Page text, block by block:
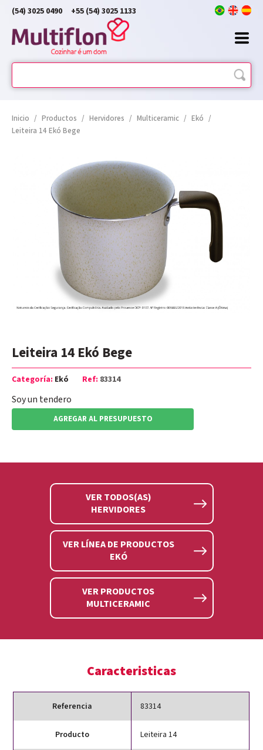
(54) 3025 0490 +55 (54) 3025 1133
Inicio / Productos / Hervidores / Multiceramic / Ekó /
Leiteira 14 Ekó Bege
Leiteira 14 Ekó Bege
Categoría: Ekó Ref: 83314
Soy un tendero
AGREGAR AL PRESUPUESTO
VER TODOS(AS)
HERVIDORES
VER LÍNEA DE PRODUCTOS
EKÓ
VER PRODUCTOS
MULTICERAMIC
Caracteristicas
Referencia 83314
Producto Leiteira 14